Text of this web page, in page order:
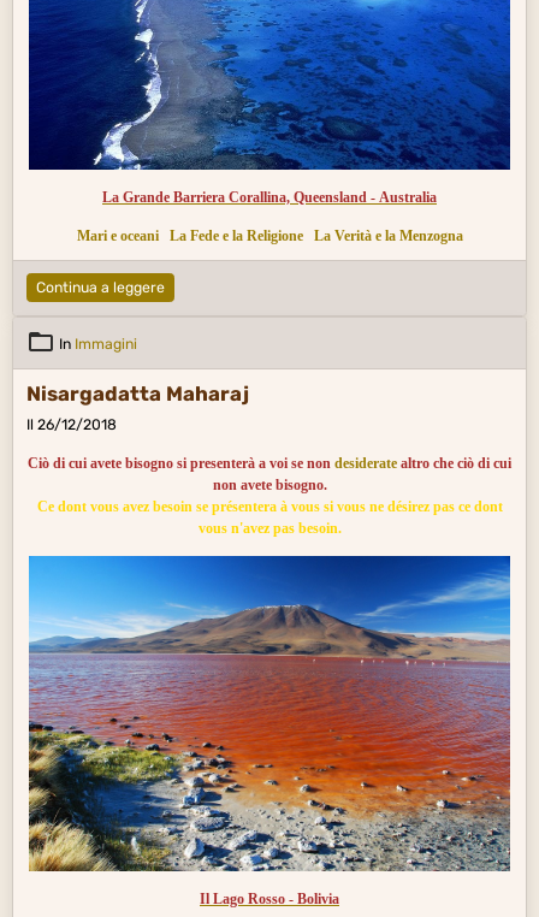
La Grande Barriera Corallina, Queensland - Australia
Mari e oceani La Fede e la Religione La Verità e la Menzogna
Continua a leggere
In Immagini
Nisargadatta Maharaj
Il 26/12/2018
Ciò di cui avete bisogno si presenterà a voi se non desiderate altro che ciò di cui
non avete bisogno.
Ce dont vous avez besoin se présentera à vous si vous ne désirez pas ce dont
vous n'avez pas besoin.
Il Lago Rosso - Bolivia